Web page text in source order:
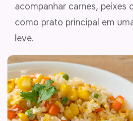
acompanhar carnes, peixes
como prato principal em
leve.